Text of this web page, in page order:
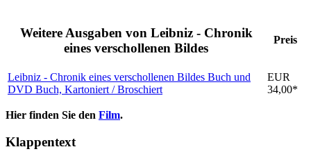
Weitere Ausgaben von Leibniz - Chronik
eines verschollenen Bildes
Preis
Leibniz - Chronik eines verschollenen Bildes Buch und
DVD Buch, Kartoniert / Broschiert
EUR
34,00*
Hier finden Sie den Film.
Klappentext